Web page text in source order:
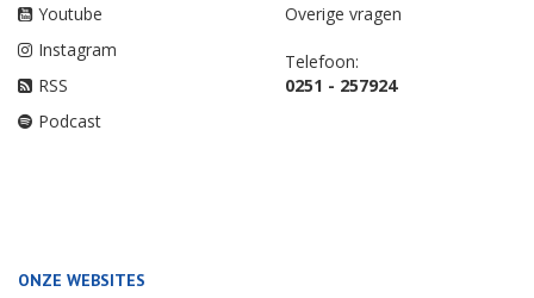
Youtube
Instagram
RSS
Podcast
Overige vragen
Telefoon:
0251 - 257924
ONZE WEBSITES